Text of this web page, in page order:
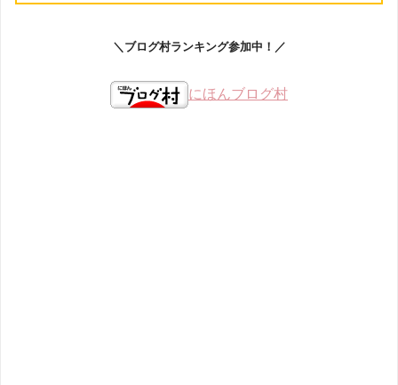
＼ブログ村ランキング参加中！／
にほんブログ村